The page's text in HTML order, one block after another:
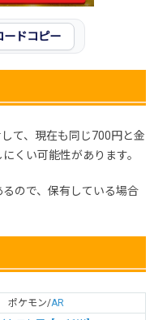
ードコピー
て、現在も同じ700円と金
くい可能性があります。
ので、保有している場合
ポケモン/AR